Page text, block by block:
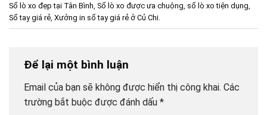
Sổ lò xo đẹp tại Tân Bình Sổ lò xo được ưa chuộng sổ lò xo tiện dụng
Sổ tay giá rẻ Xưởng in sổ tay giá rẻ ở Củ Chi
Để lại một bình luận
Email của bạn sẽ không được hiển thị công khai. Các
trường bắt buộc được đánh dấu *